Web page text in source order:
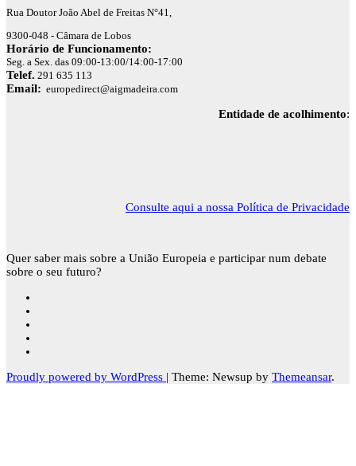
Rua Doutor João Abel de Freitas N°41,
9300-048 - Câmara de Lobos
Horário de Funcionamento:
Seg. a Sex. das 09:00-13:00/14:00-17:00
Telef. 291 635 113
Email: europedirect@aigmadeira.com
Entidade de acolhimento:
Consulte aqui a nossa Política de Privacidade
Quer saber mais sobre a União Europeia e participar num debate
sobre o seu futuro?
Proudly powered by WordPress | Theme: Newsup by Themeansar.